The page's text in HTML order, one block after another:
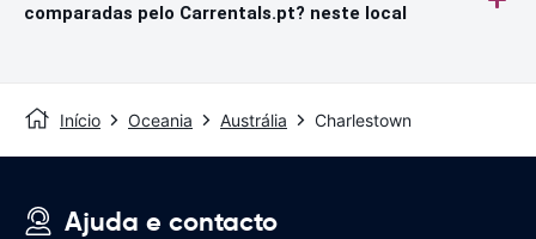
comparadas pelo Carrentals.pt? neste local
Início Oceania Austrália Charlestown
Ajuda e contacto